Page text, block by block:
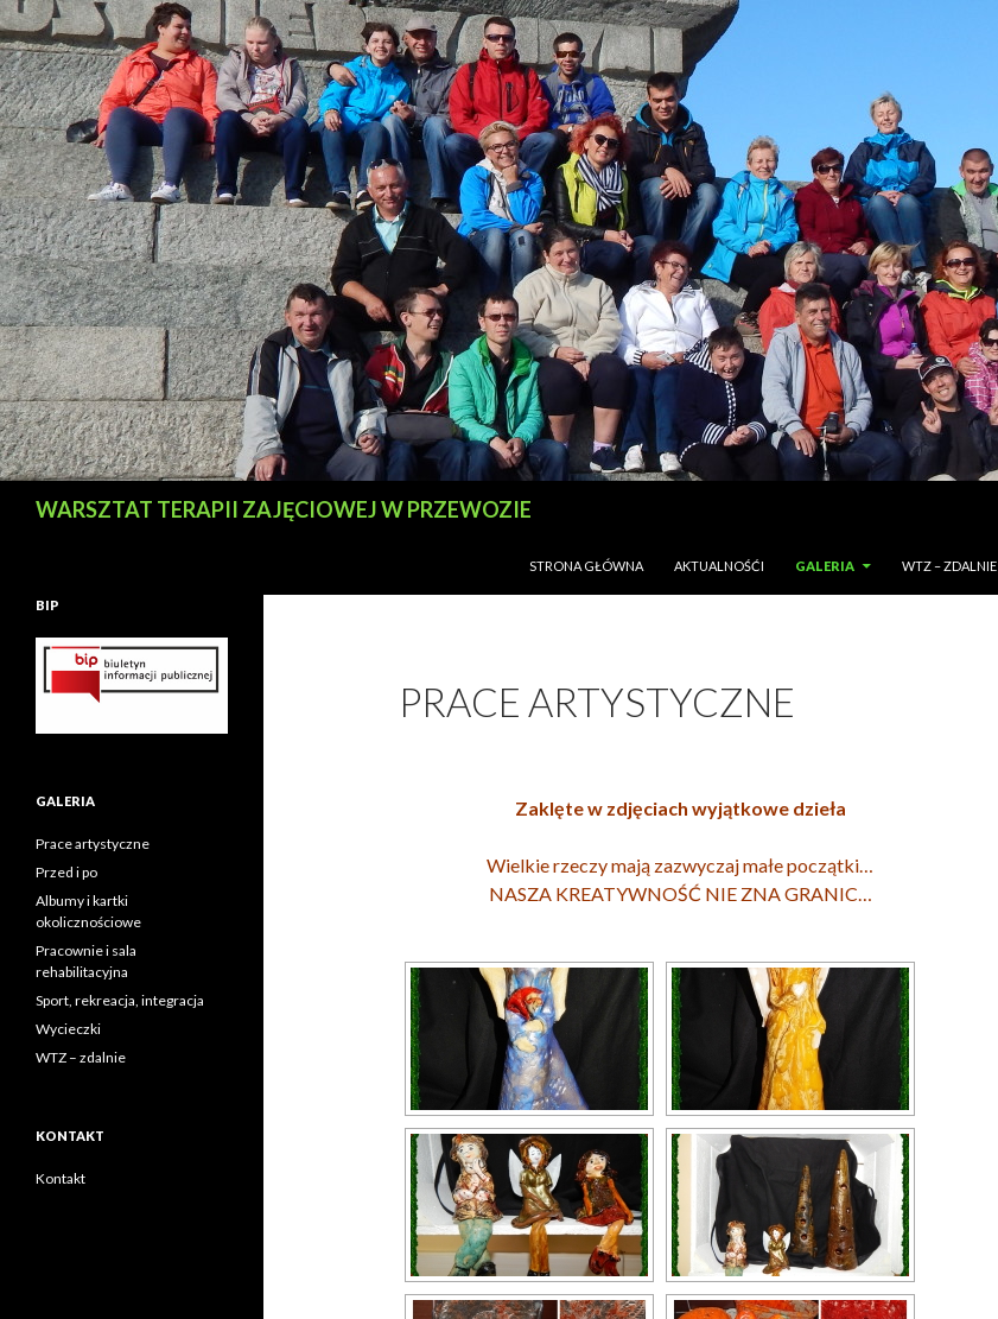
WARSZTAT TERAPII ZAJĘCIOWEJ W PRZEWOZIE
STRONA GŁÓWNA
AKTUALNOŚĆI GALERIA WTZ – ZDALNIE
PRACE ARTYSTYCZNE
Zaklęte w zdjęciach wyjątkowe dzieła
Wielkie rzeczy mają zazwyczaj małe początki…
NASZA KREATYWNOŚĆ NIE ZNA GRANIC…
BIP
GALERIA
Prace artystyczne
Przed i po
Albumy i kartki
okolicznościowe
Pracownie i sala
rehabilitacyjna
Sport, rekreacja, integracja
Wycieczki
WTZ – zdalnie
KONTAKT
Kontakt